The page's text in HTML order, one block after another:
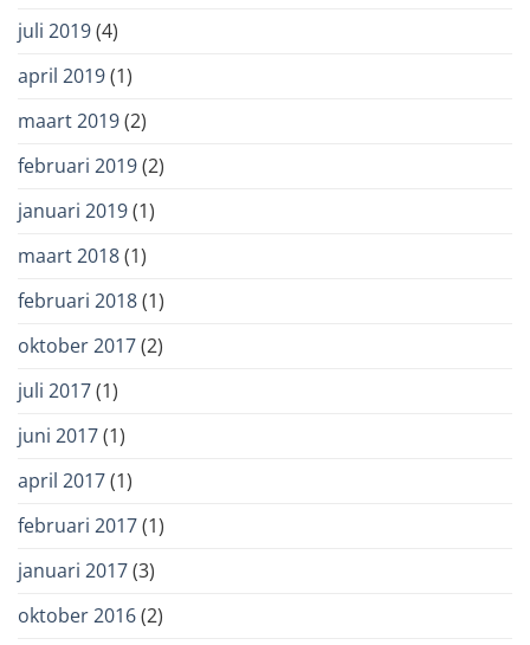
juli 2019(4)
april 2019(1)
maart 2019(2)
februari 2019(2)
januari 2019(1)
maart 2018(1)
februari 2018(1)
oktober 2017(2)
juli 2017(1)
juni 2017(1)
april 2017(1)
februari 2017(1)
januari 2017(3)
oktober 2016(2)